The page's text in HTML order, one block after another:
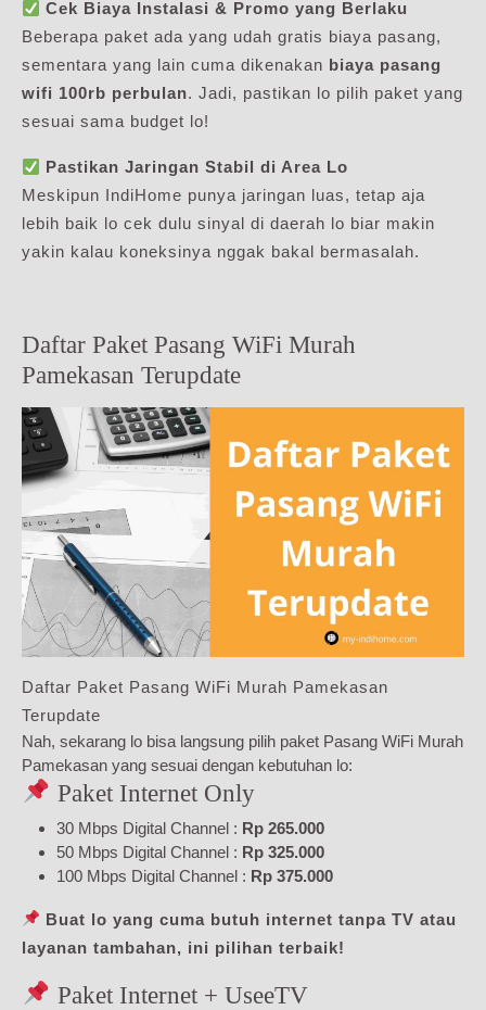
Cek Biaya Instalasi & Promo yang Berlaku
Beberapa paket ada yang udah gratis biaya pasang,
sementara yang lain cuma dikenakan biaya pasang
wifi 100rb perbulan. Jadi, pastikan lo pilih paket yang
sesuai sama budget lo!
Pastikan Jaringan Stabil di Area Lo
Meskipun IndiHome punya jaringan luas, tetap aja
lebih baik lo cek dulu sinyal di daerah lo biar makin
yakin kalau koneksinya nggak bakal bermasalah.
Daftar Paket Pasang WiFi Murah
Pamekasan Terupdate
Daftar Paket Pasang WiFi Murah Pamekasan
Terupdate
Nah, sekarang lo bisa langsung pilih paket Pasang WiFi Murah
Pamekasan yang sesuai dengan kebutuhan lo:
Paket Internet Only
30 Mbps Digital Channel : Rp 265.000
50 Mbps Digital Channel : Rp 325.000
100 Mbps Digital Channel : Rp 375.000
Buat lo yang cuma butuh internet tanpa TV atau
layanan tambahan, ini pilihan terbaik!
Paket Internet + UseeTV